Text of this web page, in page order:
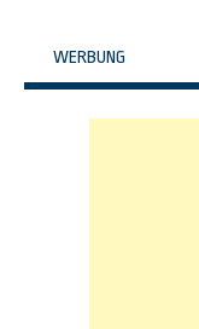
WERBUNG